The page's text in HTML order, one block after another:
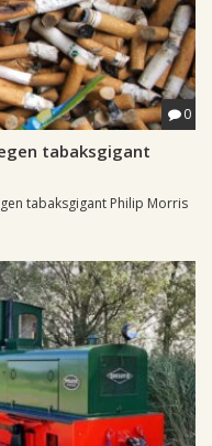
0
tabaksgigant
tabaksgigant Philip Morris